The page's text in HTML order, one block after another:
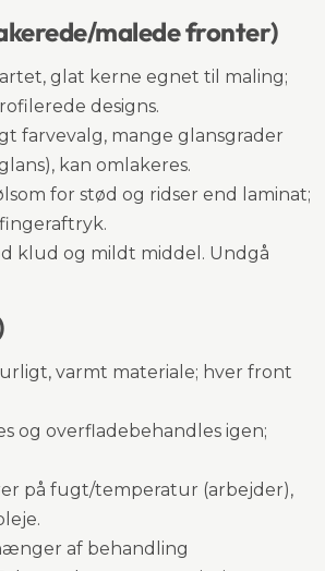
malede fronter)
glat kerne egnet til maling;
designs.
farvevalg, mange glansgrader
kan omlakeres.
for stød og ridser end laminat;
klud og mildt middel. Undgå
varmt materiale; hver front
og overfladebehandles igen;
på fugt/temperatur (arbejder),
af behandling